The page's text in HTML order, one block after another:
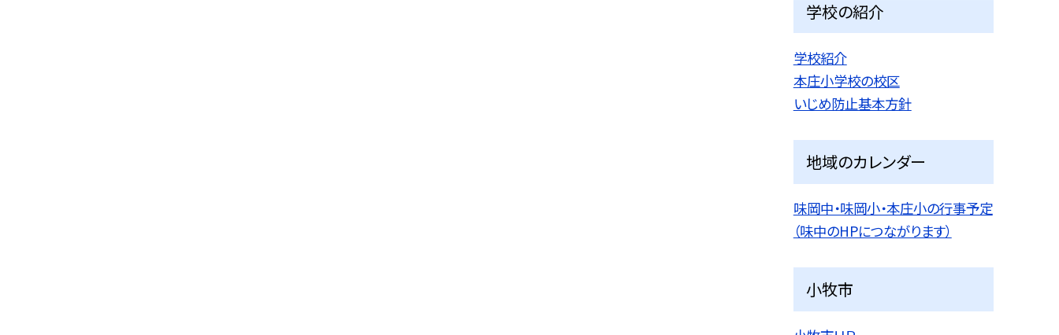
学校の紹介
学校紹介
本庄小学校の校区
いじめ防止基本方針
地域のカレンダー
味岡中・味岡小・本庄小の行事予定
（味中のHPにつながります）
小牧市